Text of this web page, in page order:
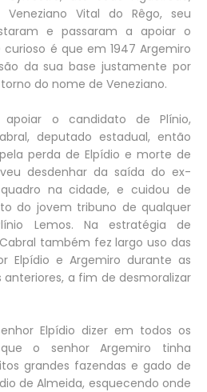
Vital do Rêgo, seu
e passaram a apoiar o
é que em 1947 Argemiro
da sua base justamente por
do nome de Veneziano.
apoiar o candidato de Plínio,
deputado estadual, então
perda de Elpídio e morte de
desdenhar da saída do ex-
na cidade, e cuidou de
do jovem tribuno de qualquer
Lemos. Na estratégia de
também fez largo uso das
Elpídio e Argemiro durante as
a fim de desmoralizar
Elpídio dizer em todos os
o senhor Argemiro tinha
grandes fazendas e gado de
de Almeida, esquecendo onde